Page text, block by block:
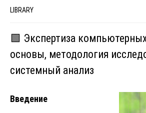
LIBRARY
🟩 Экспертиза
основы, методология
системный анализ
Введение